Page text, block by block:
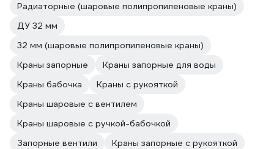
Радиаторные (шаровые полипропиленовые краны)
ДУ 32 мм
32 мм (шаровые полипропиленовые краны)
Краны запорные
Краны запорные для воды
Краны бабочка
Краны с рукояткой
Краны шаровые с вентилем
Краны шаровые с ручкой-бабочкой
Запорные вентили
Краны запорные с рукояткой